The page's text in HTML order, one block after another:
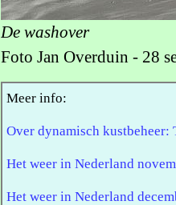
De washover
Foto Jan Overduin - 28
Meer info:
Over dynamisch
Het weer in Nederland
Het weer in Nederland